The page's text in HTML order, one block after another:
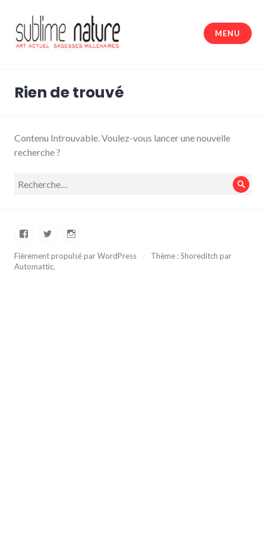
contenu
principal
MENU
Rien de trouvé
Contenu Introuvable. Voulez-vous lancer une nouvelle
recherche ?
Recherche
FacebookTwitterInstagram
Fièrement propulsé par WordPress
Thème : Shoreditch par
Automattic.